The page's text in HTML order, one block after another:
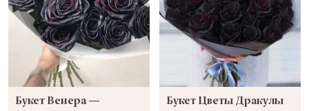
Букет Венера —
Букет Цветы Дракулы